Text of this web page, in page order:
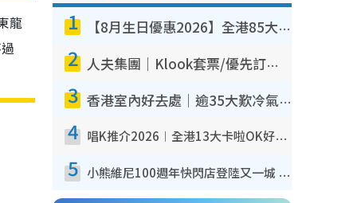
龍
1 【8月生日優惠2026】全港85大食買玩著數攻略 自助餐/火鍋放題同行免費＋誠品/DONKI送現金券
2 人夫集團｜Klook套票/優先訂票/公開發售搶飛攻略！附票價.購票連結.場地座位表
3 香港室內好去處｜逾35大歎冷氣室內好去處推介 室內活動免費避雨無懼落雨
4 唱K推介2026︱全港13大卡啦OK好去處！最平$36起 日文K都有！(附地址+收費詳情)
5 小熊維尼100週年快閃店登陸又一城 重現百畝森林經典場景／獨家限定盲盒登場／專屬DIY香水